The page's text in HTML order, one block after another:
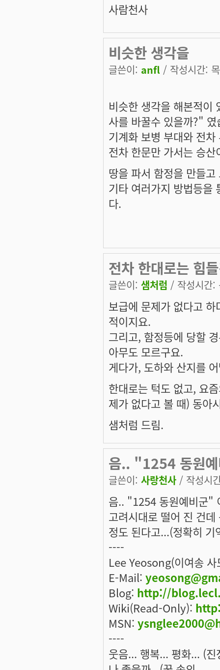
사람천사
비슷한 생각을
글쓴이: anfl / 작성시간:
비슷한 생각을 해본적이
사를 바꿀수 있을까?" 였
기계화 보병 부대와 전
전차 한문만 가서는 승
땅을 파서 함정을 만들
기타 여러가지 방법등을
다.
전차 한대로는 힘
글쓴이: 샘처럼 / 작성시간
보급에 문제가 없다고
적이지요.
그리고, 함정등에 당할
아무도 모르구요.
게다가, 도하와 산지를
한대로는 턱도 없고, 요
제가 없다고 볼 때) 동아
샘처럼 드림.
음.. "1254 동원
글쓴이: 사랑천사 / 작성시
음.. "1254 동원예비군"
고려시대로 떨어 진 건
정도 된다고...(정확히 기
----
Lee Yeosong(이여송 사
E-Mail:
Blog: http://
Wiki(Read-Only):
MSN:
----
웃음... 행복... 평화... (